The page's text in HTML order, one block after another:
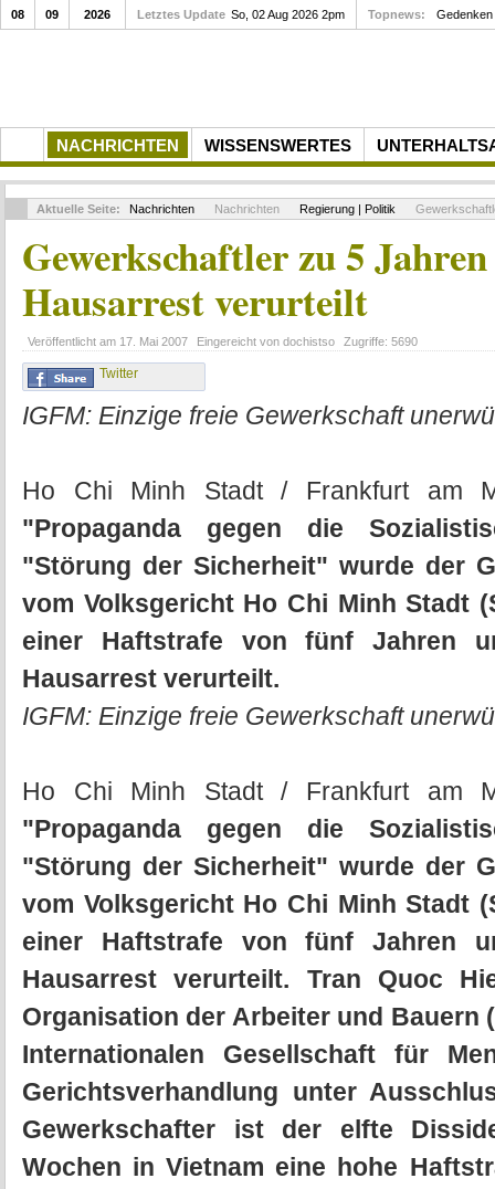
NACHRICHTEN WISSENSWERTES
08 09 2026 Letztes Update So, 02 Aug 2026 2pm Topnews:
Gedenkfeier zum 10. Todestag von Rupert
Aktuelle Seite: Nachrichten Nachrichten Regierung | Politik
Gewerkschaftler zu 5
Hausarrest verurteilt
Veröffentlicht am 17. Mai 2007 Eingereicht von dochistso Zugriffe: 5690
Twitter
IGFM: Einzige freie Gewerkschaft
Ho Chi Minh Stadt / Frankfurt am
"Propaganda gegen die
"Störung der Sicherheit" wurde der
vom Volksgericht Ho Chi Minh Stadt
einer Haftstrafe von fünf Jahren
Hausarrest verurteilt.
IGFM: Einzige freie Gewerkschaft
Ho Chi Minh Stadt / Frankfurt am
"Propaganda gegen die
"Störung der Sicherheit" wurde der
vom Volksgericht Ho Chi Minh Stadt
einer Haftstrafe von fünf Jahren
Hausarrest verurteilt. Tran Quoc
Organisation der Arbeiter und Bauern
Internationalen Gesellschaft für
Gerichtsverhandlung unter
Gewerkschafter ist der elfte
Wochen in Vietnam eine hohe